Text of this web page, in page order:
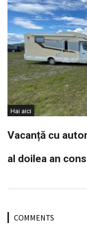
Hai aici
Vacanță cu
al doilea an
COMMENTS